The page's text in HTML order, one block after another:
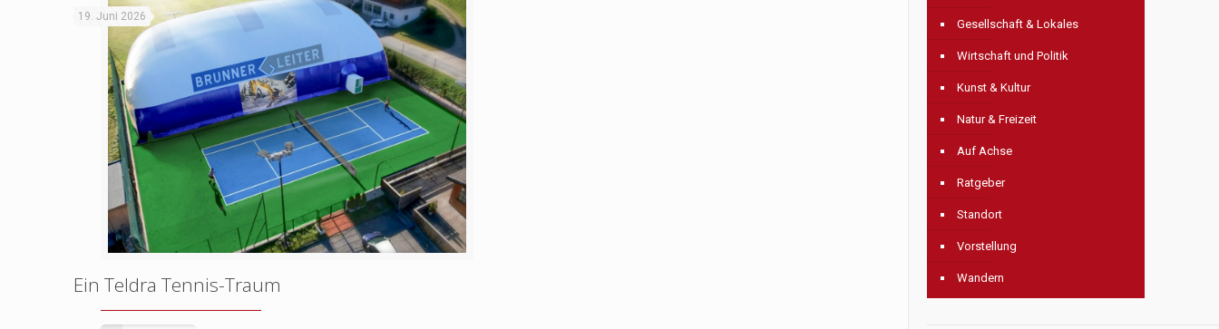
19. Juni 2026
Ein Teldra Tennis-Traum
Gesellschaft & Lokales
Wirtschaft und Politik
Kunst & Kultur
Natur & Freizeit
Auf Achse
Ratgeber
Standort
Vorstellung
Wandern